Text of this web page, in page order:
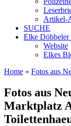
Artikel-
SUCHE
Elke
Website
Elkes
Home » Fotos aus
Fotos aus
Marktplatz